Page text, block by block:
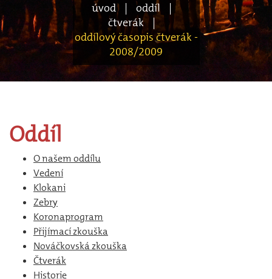
úvod | oddíl
|
čtverák
|
oddílový časopis čtverák -
2008/2009
Oddíl
O našem oddílu
Vedení
Klokani
Zebry
Koronaprogram
Přijímací zkouška
Nováčkovská zkouška
Čtverák
Historie